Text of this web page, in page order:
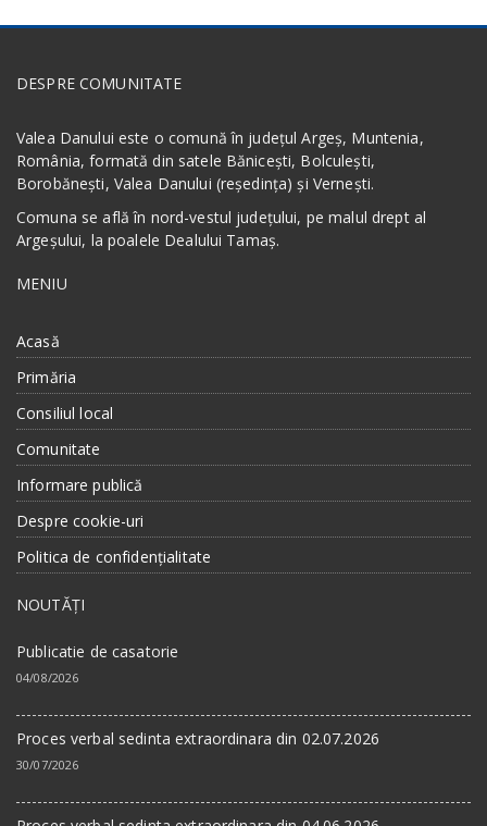
DESPRE COMUNITATE
Valea Danului este o comună în județul Argeș, Muntenia,
România, formată din satele Bănicești, Bolculești,
Borobănești, Valea Danului (reședința) și Vernești.
Comuna se află în nord-vestul județului, pe malul drept al
Argeșului, la poalele Dealului Tamaș.
MENIU
Acasă
Primăria
Consiliul local
Comunitate
Informare publică
Despre cookie-uri
Politica de confidențialitate
NOUTĂȚI
Publicatie de casatorie
04/08/2026
Proces verbal sedinta extraordinara din 02.07.2026
30/07/2026